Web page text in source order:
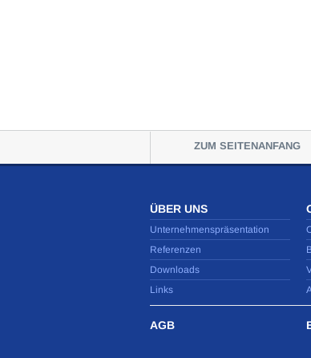
ZUM SEITENANFANG
ÜBER UNS
Unternehmenspräsentation
Referenzen
Downloads
Links
AGB